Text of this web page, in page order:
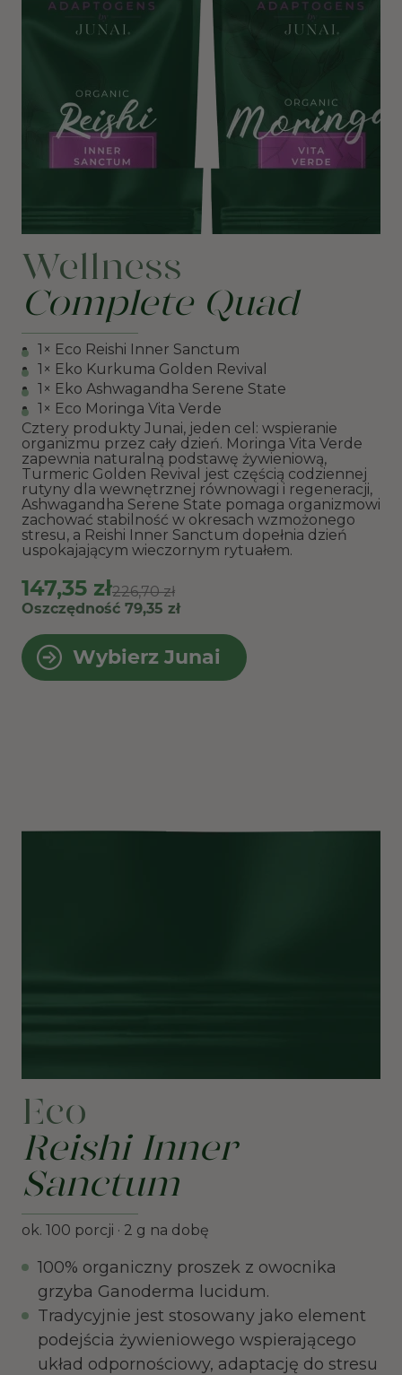
Wellness
Complete Quad
1× Eco Reishi Inner Sanctum
1× Eko Kurkuma Golden Revival
1× Eko Ashwagandha Serene State
1× Eco Moringa Vita Verde
Cztery produkty Junai, jeden cel: wspieranie
organizmu przez cały dzień. Moringa Vita Verde
zapewnia naturalną podstawę żywieniową,
Turmeric Golden Revival jest częścią codziennej
rutyny dla wewnętrznej równowagi i regeneracji,
Ashwagandha Serene State pomaga organizmowi
zachować stabilność w okresach wzmożonego
stresu, a Reishi Inner Sanctum dopełnia dzień
uspokajającym wieczornym rytuałem.
147,35 zł226,70 zł
Oszczędność 79,35 zł
Wybierz Junai
Eco
Reishi Inner
Sanctum
ok. 100 porcji · 2 g na dobę
100% organiczny proszek z owocnika
grzyba Ganoderma lucidum.
Tradycyjnie jest stosowany jako element
podejścia żywieniowego wspierającego
układ odpornościowy, adaptację do stresu